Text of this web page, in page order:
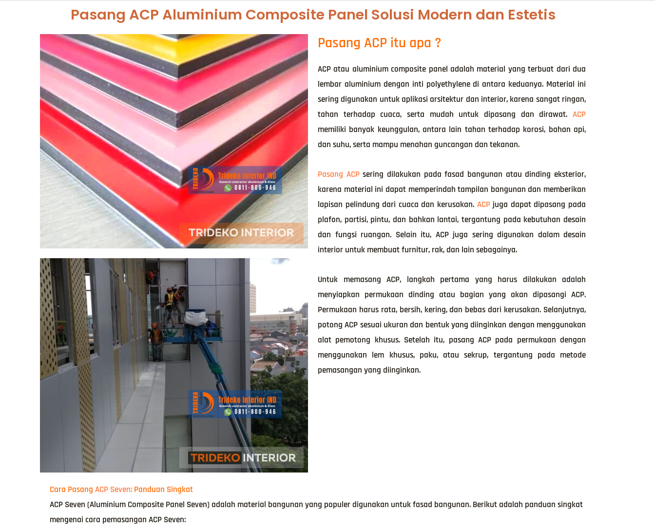
Pasang ACP Aluminium Composite Panel Solusi Modern dan Estetis
Pasang ACP itu apa ?
ACP atau aluminium composite panel adalah material yang terbuat dari dua
lembar aluminium dengan inti polyethylene di antara keduanya. Material ini
sering digunakan untuk aplikasi arsitektur dan interior, karena sangat ringan,
tahan terhadap cuaca, serta mudah untuk dipasang dan dirawat. ACP
memiliki banyak keunggulan, antara lain tahan terhadap korosi, bahan api,
dan suhu, serta mampu menahan guncangan dan tekanan.
Pasang ACPsering dilakukan pada fasad bangunan atau dinding eksterior,
karena material ini dapat memperindah tampilan bangunan dan memberikan
lapisan pelindung dari cuaca dan kerusakan. ACPjuga dapat dipasang pada
plafon, partisi, pintu, dan bahkan lantai, tergantung pada kebutuhan desain
dan fungsi ruangan. Selain itu, ACP juga sering digunakan dalam desain
interior untuk membuat furnitur, rak, dan lain sebagainya.
Untuk memasang ACP, langkah pertama yang harus dilakukan adalah
menyiapkan permukaan dinding atau bagian yang akan dipasangi ACP.
Permukaan harus rata, bersih, kering, dan bebas dari kerusakan. Selanjutnya,
potong ACP sesuai ukuran dan bentuk yang diinginkan dengan menggunakan
alat pemotong khusus. Setelah itu, pasang ACP pada permukaan dengan
menggunakan lem khusus, paku, atau sekrup, tergantung pada metode
pemasangan yang diinginkan.
Cara Pasang ACP Seven: Panduan Singkat
ACP Seven (Aluminium Composite Panel Seven) adalah material bangunan yang populer digunakan untuk fasad bangunan. Berikut adalah panduan singkat
mengenai cara pemasangan ACP Seven: